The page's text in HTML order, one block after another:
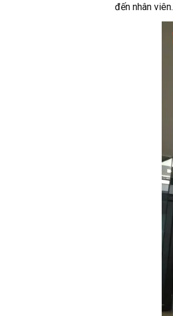
đến nhân viên.